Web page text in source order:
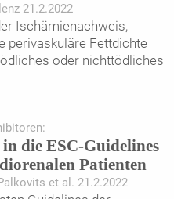
21.2.2022
Ischämienachweis,
perivaskuläre Fettdichte
oder nichttödliches
die ESC-Guidelines
Patienten
et al. 21.2.2022